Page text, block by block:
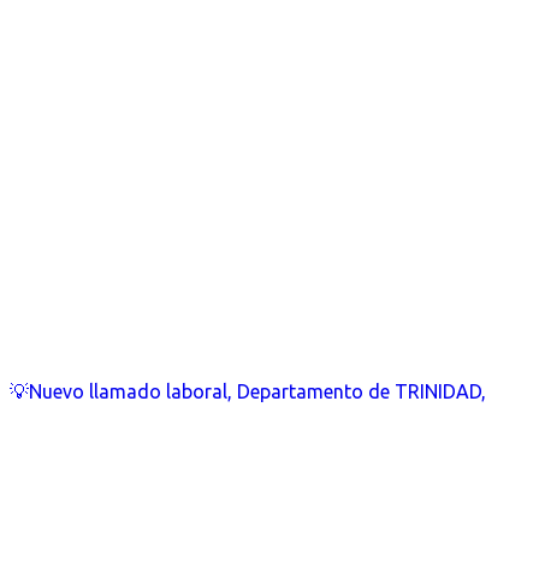
💡Nuevo llamado laboral, Departamento de TRINIDAD,